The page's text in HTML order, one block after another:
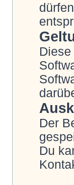
Der
Du